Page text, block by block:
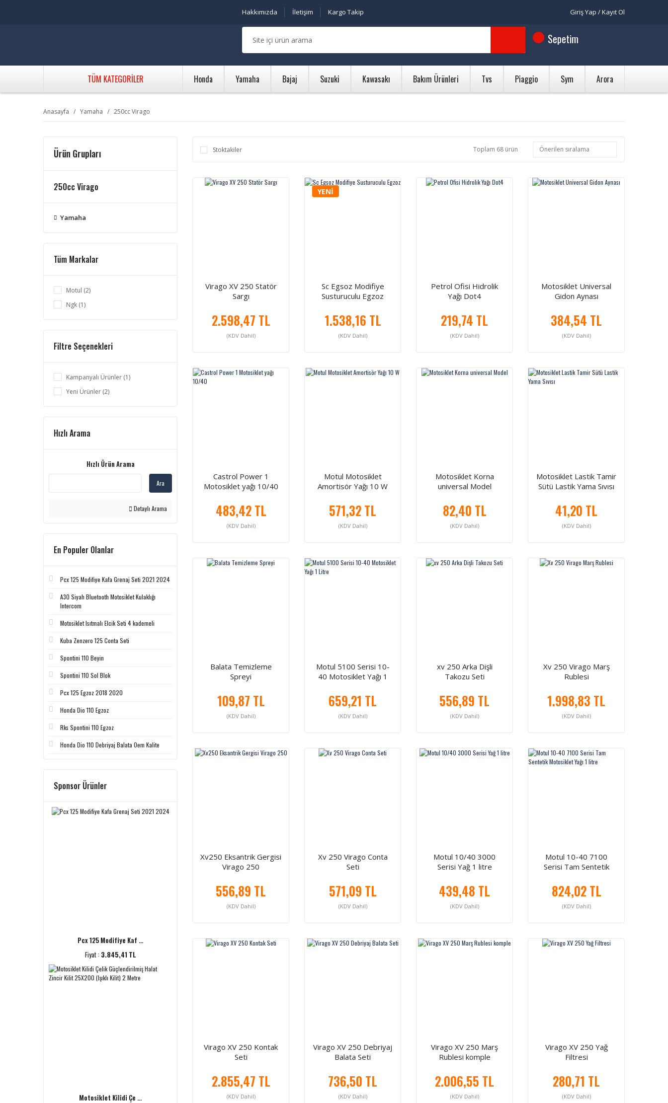
Hakkımızda İletişim Kargo Takip Giriş Yap / Kayıt Ol
Sepetim
TÜM KATEGORİLER Honda Yamaha Bajaj Suzuki Kawasakı Bakım Ürünleri Tvs Piaggio Sym Arora
Anasayfa Yamaha 250cc Virago
Ürün Grupları
250cc Virago
Yamaha
Tüm Markalar
Motul (2)
Ngk (1)
Filtre Seçenekleri
Kampanyalı Ürünler (1)
Yeni Ürünler (2)
Hızlı Arama
Hızlı Ürün Arama
Ara
Detaylı Arama
En Populer Olanlar
Pcx 125 Modifiye Kafa Grenaj Seti 2021 2024
A30 Siyah Bluetooth Motosiklet Kulaklığı
Intercom
Motosiklet Isıtmalı Elcik Seti 4 kademeli
Kuba Zenzero 125 Conta Seti
Spontini 110 Beyin
Spontini 110 Sol Blok
Pcx 125 Egzoz 2018 2020
Honda Dio 110 Egzoz
Rks Spontini 110 Egzoz
Honda Dio 110 Debriyaj Balata Oem Kalite
Sponsor Ürünler
Pcx 125 Modifiye Kaf ...
Fiyat : 3.845,41 TL
Motosiklet Kilidi Çe ...
Stoktakiler Toplam 68 ürün
Virago XV 250 Statör
Sargı
2.598,47 TL
(KDV Dahil)
YENİ
Sc Egsoz Modifiye
Susturuculu Egzoz
1.538,16 TL
(KDV Dahil)
Petrol Ofisi Hidrolik
Yağı Dot4
219,74 TL
(KDV Dahil)
Motosiklet Universal
Gidon Aynası
384,54 TL
(KDV Dahil)
Castrol Power 1
Motosiklet yağı 10/40
483,42 TL
(KDV Dahil)
Motul Motosiklet
Amortisör Yağı 10 W
571,32 TL
(KDV Dahil)
Motosiklet Korna
universal Model
82,40 TL
(KDV Dahil)
Motosiklet Lastik Tamir
Sütü Lastik Yama Sıvısı
41,20 TL
(KDV Dahil)
Balata Temizleme
Spreyi
109,87 TL
(KDV Dahil)
Motul 5100 Serisi 10-
40 Motosiklet Yağı 1
659,21 TL
(KDV Dahil)
xv 250 Arka Dişli
Takozu Seti
556,89 TL
(KDV Dahil)
Xv 250 Virago Marş
Rublesi
1.998,83 TL
(KDV Dahil)
Xv250 Eksantrik Gergisi
Virago 250
556,89 TL
(KDV Dahil)
Xv 250 Virago Conta
Seti
571,09 TL
(KDV Dahil)
Motul 10/40 3000
Serisi Yağ 1 litre
439,48 TL
(KDV Dahil)
Motul 10-40 7100
Serisi Tam Sentetik
824,02 TL
(KDV Dahil)
Virago XV 250 Kontak
Seti
2.855,47 TL
(KDV Dahil)
Virago XV 250 Debriyaj
Balata Seti
736,50 TL
(KDV Dahil)
Virago XV 250 Marş
Rublesi komple
2.006,55 TL
(KDV Dahil)
Virago XV 250 Yağ
Filtresi
280,71 TL
(KDV Dahil)